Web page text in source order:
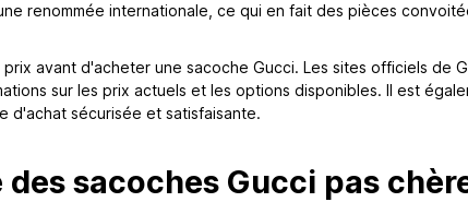
renommée internationale, ce qui en fait des pièces
avant d'acheter une sacoche Gucci. Les sites officiels de
sur les prix actuels et les options disponibles. Il est
d'achat sécurisée et satisfaisante.
sacoches Gucci pas